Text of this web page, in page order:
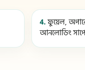
4.ফুয়েল,
আনলোডিং